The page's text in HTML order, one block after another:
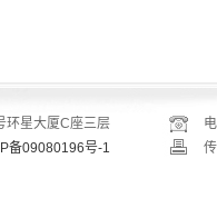
环星大厦C座三层
备09080196号-1